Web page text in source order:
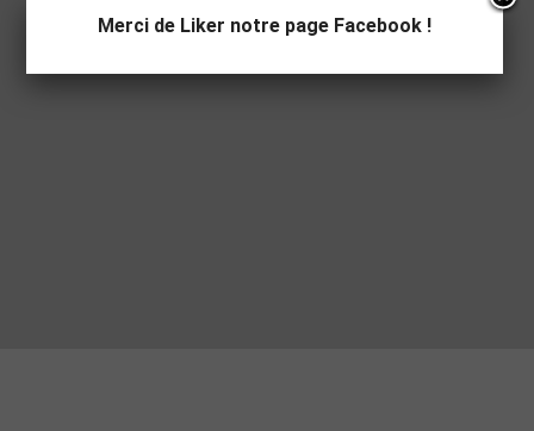
Merci de Liker notre page Facebook !